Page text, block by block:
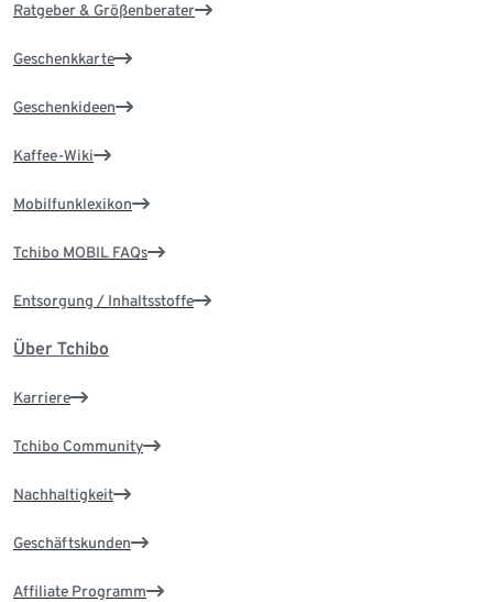
Ratgeber & Größenberater
Geschenkkarte
Geschenkideen
Kaffee-Wiki
Mobilfunklexikon
Tchibo MOBIL FAQs
Entsorgung / Inhaltsstoffe
Über Tchibo
Karriere
Tchibo Community
Nachhaltigkeit
Geschäftskunden
Affiliate Programm